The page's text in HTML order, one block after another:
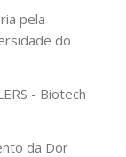
pela
do
- Biotech
da Dor